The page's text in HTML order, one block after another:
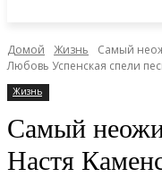
Домой Жизнь
Самый
Любовь Успенская спели
Жизнь
Самый
Настя